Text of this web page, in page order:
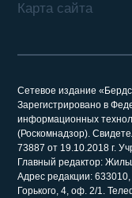
Карта сайта
Сетевое издание
Зарегистрировано в
информационных
(Роскомнадзор).
73887 от 19.10.2018 г.
Главный редактор:
Адрес редакции: 633010,
Горького, 4, оф. 2/1.